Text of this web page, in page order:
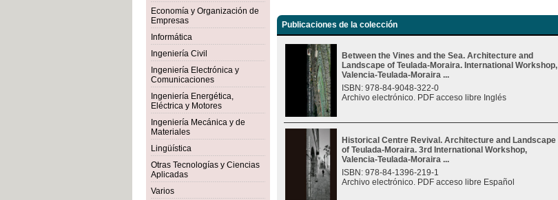
Economía y Organización de
Empresas
Informática
Ingeniería Civil
Ingeniería Electrónica y
Comunicaciones
Ingeniería Energética,
Eléctrica y Motores
Ingeniería Mecánica y de
Materiales
Lingüística
Otras Tecnologías y Ciencias
Aplicadas
Varios
Publicaciones de la colección
Between the Vines and the Sea. Architecture and
Landscape of Teulada-Moraira. International Workshop,
Valencia-Teulada-Moraira ...
ISBN: 978-84-9048-322-0
Archivo electrónico. PDF acceso libre Inglés
Historical Centre Revival. Architecture and Landscape
of Teulada-Moraira. 3rd International Workshop,
Valencia-Teulada-Moraira ...
ISBN: 978-84-1396-219-1
Archivo electrónico. PDF acceso libre Español